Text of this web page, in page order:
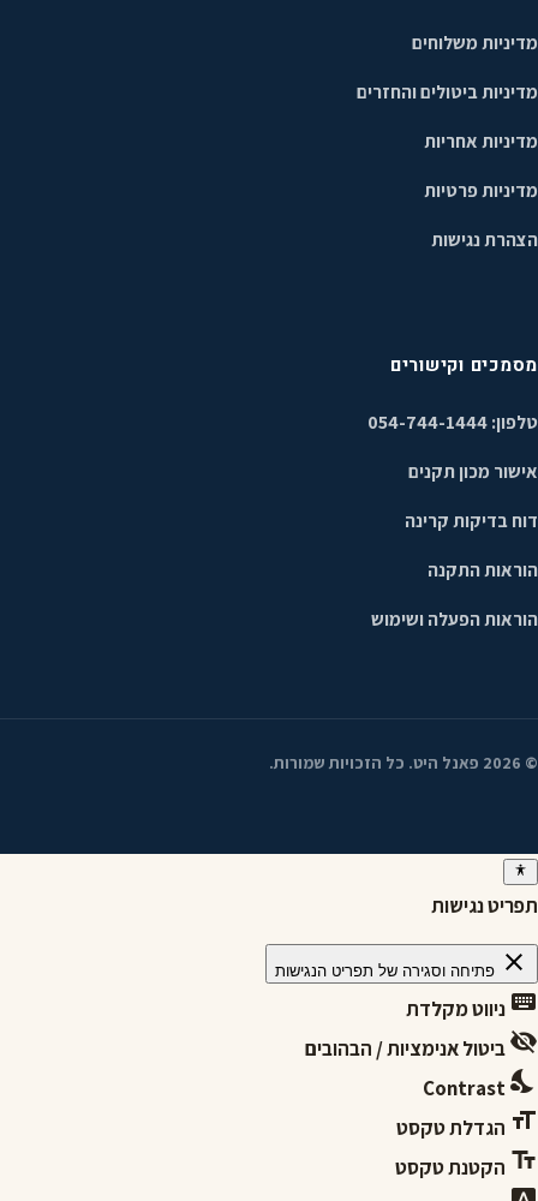
מדיניות משלוחים
מדיניות ביטולים והחזרים
מדיניות אחריות
מדיניות פרטיות
הצהרת נגישות
מסמכים וקישורים
טלפון: 054-744-1444
אישור מכון תקנים
דוח בדיקות קרינה
הוראות התקנה
הוראות הפעלה ושימוש
©
2026 פאנל היט. כל הזכויות שמורות.
תפריט נגישות
close פתיחה וסגירה של תפריט הנגישות
keyboard ניווט מקלדת
visibility_offביטול אנימציות / הבהובים
nights_stay
Contrast
format_size הגדלת טקסט
text_fields הקטנת טקסט